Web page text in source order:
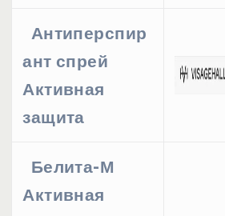
Антиперспир
ант спрей
Активная
защита
Белита-М
Активная